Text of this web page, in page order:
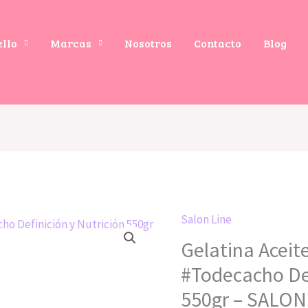
Marcas Nosotros Contacto
Blog
Salon Line
Gelatina
#Todecacho
550gr –